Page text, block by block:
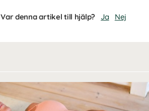
Var denna artikel till hjälp? Ja Nej